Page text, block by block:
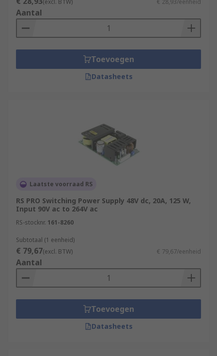
DC?
A switching mode power supply is designed to
In most cases, the input to an SMPS is AC
(alternating current), but the output is typically
DC (direct current).The switch mode power
typically require DC power.
(excl. BTW) € 28,93/eenheid
Aantal
Toevoegen
Datasheets
Laatste voorraad RS
RS PRO Switching Power Supply 48V dc, 20A, 125 W,
Input 90V ac to 264V ac
RS-stocknr. 161-8260
Subtotaal (1 eenheid)
€ 79,67(excl. BTW) € 79,67/eenheid
Aantal
Toevoegen
Datasheets